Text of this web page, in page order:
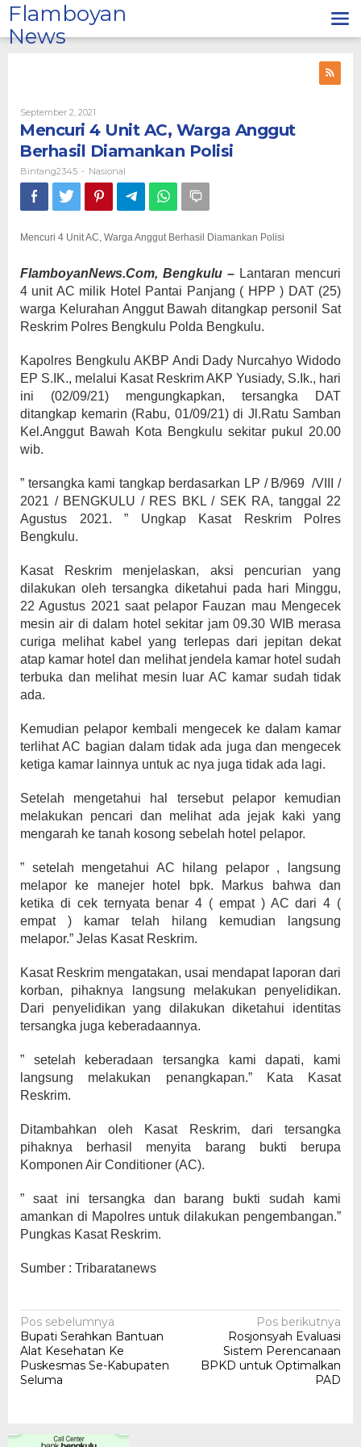
Lewati
ke
konten
Flamboyan
News
September 2, 2021
Bintang2345
Mencuri 4 Unit AC, Warga Anggut
Berhasil Diamankan Polisi
Bintang2345 - Nasional
Mencuri 4 Unit AC, Warga Anggut Berhasil Diamankan Polisi
FlamboyanNews.Com, Bengkulu – Lantaran mencuri
4 unit AC milik Hotel Pantai Panjang ( HPP ) DAT (25)
warga Kelurahan Anggut Bawah ditangkap personil Sat
Reskrim Polres Bengkulu Polda Bengkulu.
Kapolres Bengkulu AKBP Andi Dady Nurcahyo Widodo
EP S.IK., melalui Kasat Reskrim AKP Yusiady, S.Ik., hari
ini (02/09/21) mengungkapkan, tersangka DAT
ditangkap kemarin (Rabu, 01/09/21) di Jl.Ratu Samban
Kel.Anggut Bawah Kota Bengkulu sekitar pukul 20.00
wib.
” tersangka kami tangkap berdasarkan LP / B/969 /VIII /
2021 / BENGKULU / RES BKL / SEK RA, tanggal 22
Agustus 2021. ” Ungkap Kasat Reskrim Polres
Bengkulu.
Kasat Reskrim menjelaskan, aksi pencurian yang
dilakukan oleh tersangka diketahui pada hari Minggu,
22 Agustus 2021 saat pelapor Fauzan mau Mengecek
mesin air di dalam hotel sekitar jam 09.30 WIB merasa
curiga melihat kabel yang terlepas dari jepitan dekat
atap kamar hotel dan melihat jendela kamar hotel sudah
terbuka dan melihat mesin luar AC kamar sudah tidak
ada.
Kemudian pelapor kembali mengecek ke dalam kamar
terlihat AC bagian dalam tidak ada juga dan mengecek
ketiga kamar lainnya untuk ac nya juga tidak ada lagi.
Setelah mengetahui hal tersebut pelapor kemudian
melakukan pencari dan melihat ada jejak kaki yang
mengarah ke tanah kosong sebelah hotel pelapor.
” setelah mengetahui AC hilang pelapor , langsung
melapor ke manejer hotel bpk. Markus bahwa dan
ketika di cek ternyata benar 4 ( empat ) AC dari 4 (
empat ) kamar telah hilang kemudian langsung
melapor.” Jelas Kasat Reskrim.
Kasat Reskrim mengatakan, usai mendapat laporan dari
korban, pihaknya langsung melakukan penyelidikan.
Dari penyelidikan yang dilakukan diketahui identitas
tersangka juga keberadaannya.
” setelah keberadaan tersangka kami dapati, kami
langsung melakukan penangkapan.” Kata Kasat
Reskrim.
Ditambahkan oleh Kasat Reskrim, dari tersangka
pihaknya berhasil menyita barang bukti berupa
Komponen Air Conditioner (AC).
” saat ini tersangka dan barang bukti sudah kami
amankan di Mapolres untuk dilakukan pengembangan.”
Pungkas Kasat Reskrim.
Sumber : Tribaratanews
Navigasi
pos
Pos sebelumnya
Bupati Serahkan Bantuan
Alat Kesehatan Ke
Puskesmas Se-Kabupaten
Seluma
Pos berikutnya
Rosjonsyah Evaluasi
Sistem Perencanaan
BPKD untuk Optimalkan
PAD